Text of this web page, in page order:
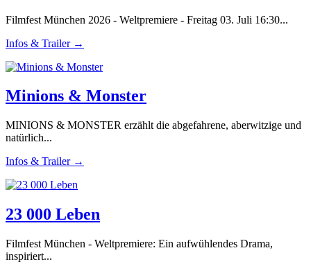
Filmfest München 2026 - Weltpremiere - Freitag 03. Juli 16:30...
Infos & Trailer →
Minions & Monster
MINIONS & MONSTER erzählt die abgefahrene, aberwitzige und
natürlich...
Infos & Trailer →
23 000 Leben
Filmfest München - Weltpremiere: Ein aufwühlendes Drama,
inspiriert...